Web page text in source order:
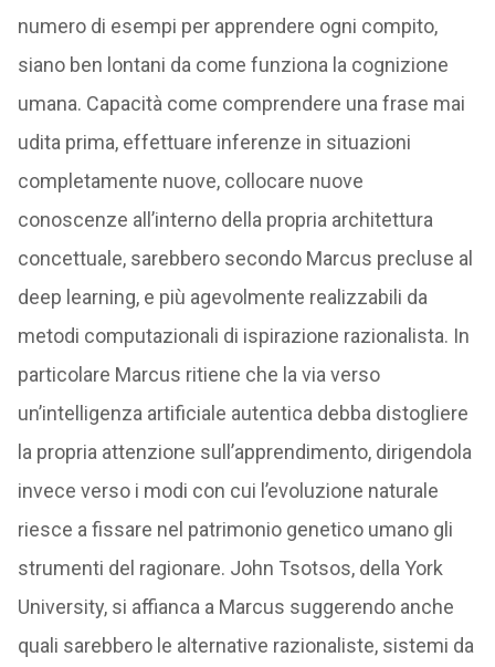
numero di esempi per apprendere ogni compito,
siano ben lontani da come funziona la cognizione
umana. Capacità come comprendere una frase mai
udita prima, effettuare inferenze in situazioni
completamente nuove, collocare nuove
conoscenze all’interno della propria architettura
concettuale, sarebbero secondo Marcus precluse al
deep learning, e più agevolmente realizzabili da
metodi computazionali di ispirazione razionalista. In
particolare Marcus ritiene che la via verso
un’intelligenza artificiale autentica debba distogliere
la propria attenzione sull’apprendimento, dirigendola
invece verso i modi con cui l’evoluzione naturale
riesce a fissare nel patrimonio genetico umano gli
strumenti del ragionare. John Tsotsos, della York
University, si affianca a Marcus suggerendo anche
quali sarebbero le alternative razionaliste, sistemi da